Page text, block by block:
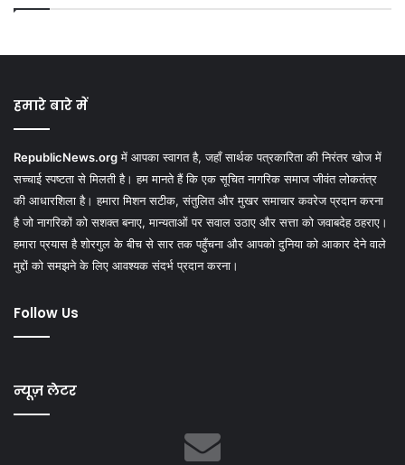
हमारे बारे में
RepublicNews.orgमें आपका स्वागत है, जहाँ सार्थक पत्रकारिता की निरंतर खोज में
सच्चाई स्पष्टता से मिलती है। हम मानते हैं कि एक सूचित नागरिक समाज जीवंत लोकतंत्र
की आधारशिला है। हमारा मिशन सटीक, संतुलित और मुखर समाचार कवरेज प्रदान करना
है जो नागरिकों को सशक्त बनाए, मान्यताओं पर सवाल उठाए और सत्ता को जवाबदेह ठहराए।
हमारा प्रयास है शोरगुल के बीच से सार तक पहुँचना और आपको दुनिया को आकार देने वाले
मुद्दों को समझने के लिए आवश्यक संदर्भ प्रदान करना।
Follow Us
न्यूज़ लेटर